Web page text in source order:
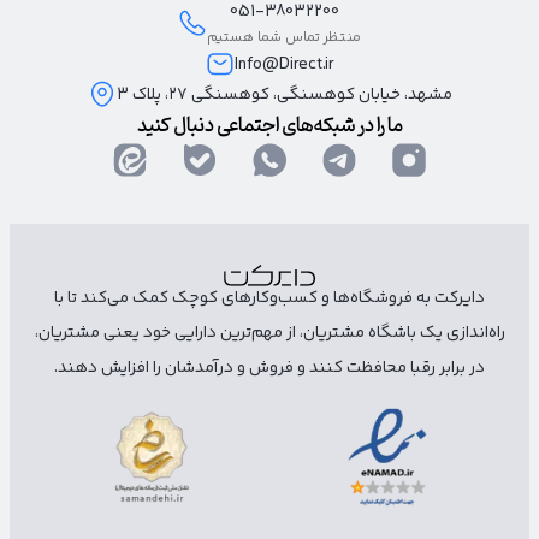
051-38032200
منتظر تماس شما هستیم
Info@Direct.ir
مشهد، خیابان کوهسنگی، کوهسنگی ۲۷، پلاک 3
ما را در شبکه‌های اجتماعی دنبال کنید
دایرکت به فروشگاه‌ها و کسب‌وکارهای کوچک کمک می‌کند تا با
راه‌اندازی یک باشگاه مشتریان، از مهم‌ترین دارایی خود یعنی مشتریان،
در برابر رقبا محافظت کنند و فروش و درآمدشان را افزایش دهند.